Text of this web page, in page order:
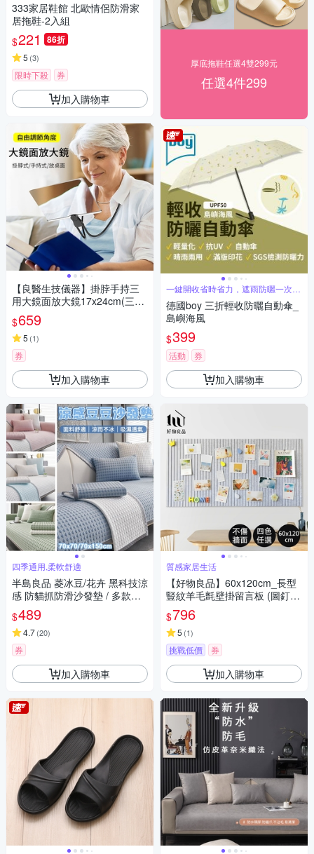
333家居鞋館 北歐情侶防滑家
居拖鞋-2入組
$221 86折
5 (3)
限時下殺 券
加入購物車
【良醫生技儀器】掛脖手持三
用大鏡面放大鏡17x24cm(三合
一老人放大鏡 閱讀放大鏡 手機
螢幕放大鏡 老花眼鏡)
$659
5 (1)
券
加入購物車
四季通用,柔軟舒適
半島良品 菱冰豆/花卉 黑科技涼
感 防貓抓防滑沙發墊 / 多款任
選 (可洗衣機洗 多款顏色可挑
選 扶手巾)
$489
4.7(20)
券
加入購物車
厚底拖鞋任選4雙299元
任選4件299
一鍵開收省時省力，遮雨防曬一次到
德國boy 三折輕收防曬自動傘_
島嶼海風
$399
活動 券
加入購物車
質感家居生活
【好物良品】60x120cm_長型
豎紋羊毛氈壁掛留言板 (圖釘公
佈欄 便簽板 照片牆貼 佈告欄
留言板)
$796
5 (1)
挑戰低價 券
加入購物車